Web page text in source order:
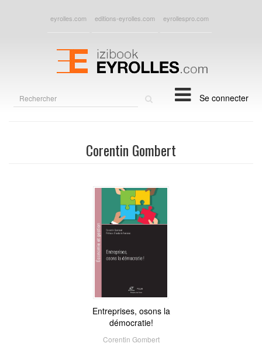
eyrolles.com editions-eyrolles.com eyrollespro.com
Se connecter
Corentin Gombert
Entreprises, osons la
démocratie!
Corentin Gombert